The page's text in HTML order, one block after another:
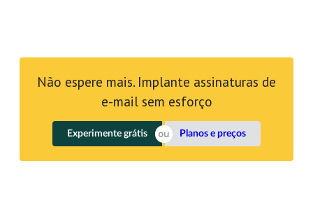
Não espere mais. Implante assinaturas de
e-mail sem esforço
Experimente grátis Planos e preços